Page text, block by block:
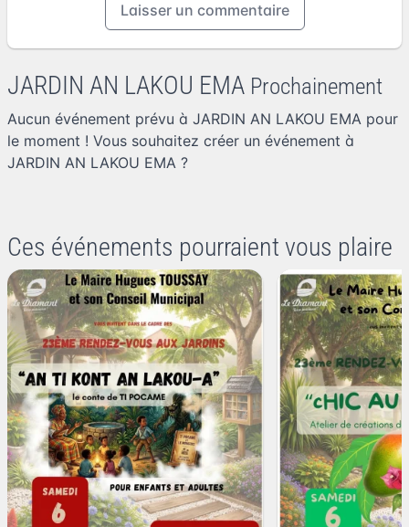
Laisser un commentaire
JARDIN AN LAKOU EMA Prochainement
Aucun événement prévu à JARDIN AN LAKOU EMA pour
le moment ! Vous souhaitez créer un événement à
JARDIN AN LAKOU EMA ?
Ces événements pourraient vous plaire